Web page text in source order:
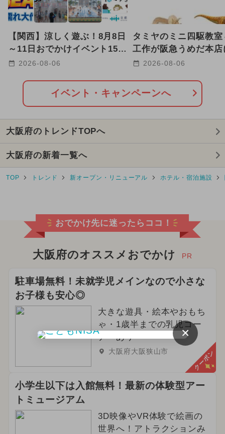
【関西】涼しく遊ぶ！8月8日
～11日おでかけイベント15選
水かけ・夜の水族館も
2026-08-06
タミヤのミニ四駆教
工作が阪急うめだ本店
結！当日参加OKも、
2026-08-06
イベント・キャンペーンへ
大阪府のトレンドTOPへ
大阪府の新着一覧へ
TOP トレンド 新オープン・リニューアル ホテル・宿泊施設
おでかけ先に迷ったらココ！
大阪府のオススメおでかけ PR
駐車場無料！未就学児メインなので小さな
お子様も安心◎
大きな遊具・絵本やおもち
ゃ・1歳半までの乳児コー
ナーあり
大阪府大阪狭山市 クーポン
小学生以下は入館無料！最新の体験型アー
トミュージアム
3D映像やVR体験で絵画の
世界へ！アトラクションみ
×